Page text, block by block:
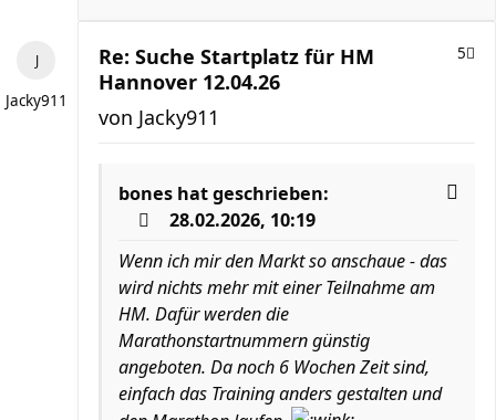
Jacky911
Re: Suche Startplatz für HM
Hannover 12.04.26
5
von Jacky911
bones hat geschrieben:
28.02.2026, 10:19
Wenn ich mir den Markt so anschaue - das
wird nichts mehr mit einer Teilnahme am
HM. Dafür werden die
Marathonstartnummern günstig
angeboten. Da noch 6 Wochen Zeit sind,
einfach das Training anders gestalten und